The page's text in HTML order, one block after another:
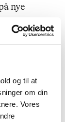
og til at
om din
Vores
nye